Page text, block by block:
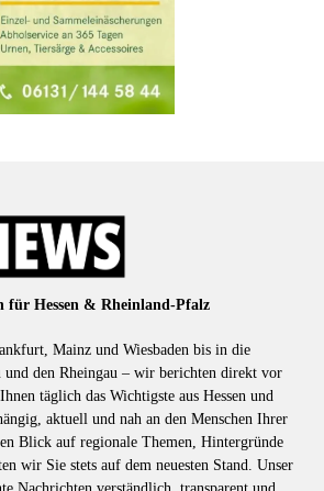
für Hessen & Rheinland-Pfalz
Mainz und Wiesbaden bis in die
und den Rheingau – wir berichten direkt vor
täglich das Wichtigste aus Hessen und
aktuell und nah an den Menschen Ihrer
Blick auf regionale Themen, Hintergründe
wir Sie stets auf dem neuesten Stand. Unser